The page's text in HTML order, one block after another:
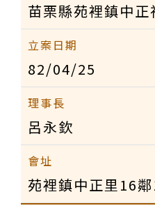
苗栗縣苑裡鎮中正
82/04/25
呂永欽
苑裡鎮中正里16